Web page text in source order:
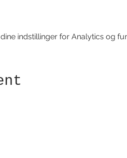
indstillinger for Analytics og